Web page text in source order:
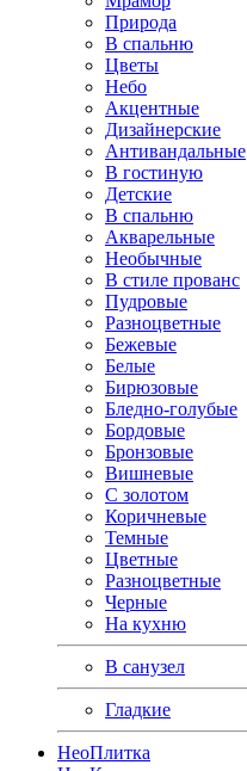
Природа
В спальню
Цветы
Небо
Акцентные
Дизайнерские
Антивандальные
В гостиную
Детские
В спальню
Акварельные
Необычные
В стиле прованс
Пудровые
Разноцветные
Бежевые
Белые
Бирюзовые
Бледно-голубые
Бордовые
Бронзовые
Вишневые
С золотом
Коричневые
Темные
Цветные
Разноцветные
Черные
На кухню
В санузел
Гладкие
НеоПлитка